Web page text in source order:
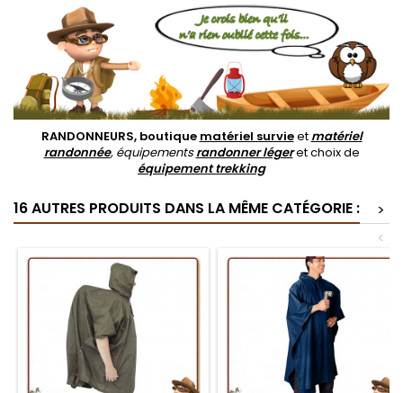
RANDONNEURS, boutique matériel survieet matériel
randonnée, équipementsrandonner légeret choix de
équipement trekking
16 AUTRES PRODUITS DANS LA MÊME CATÉGORIE :
>
<